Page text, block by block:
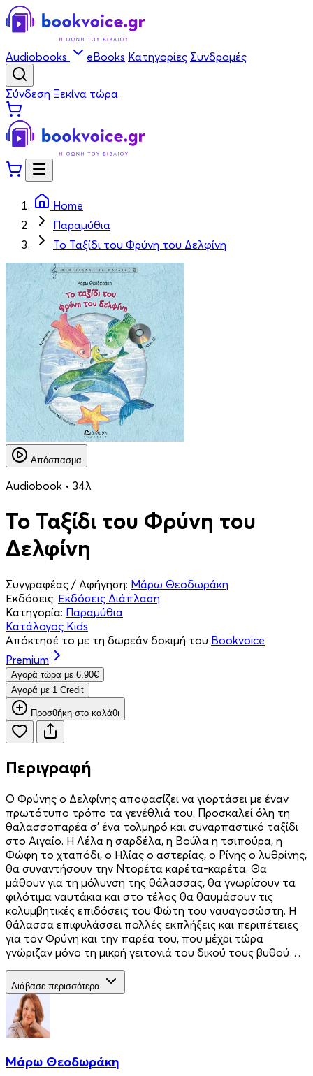
Audiobooks eBooks Κατηγορίες Συνδρομές
Σύνδεση Ξεκίνα τώρα
Home
Παραμύθια
Το Ταξίδι του Φρύνη του Δελφίνη
Απόσπασμα
Audiobook • 34λ
Το Ταξίδι του Φρύνη του
Δελφίνη
Συγγραφέας / Αφήγηση: Μάρω Θεοδωράκη
Εκδόσεις: Εκδόσεις Διάπλαση
Κατηγορία: Παραμύθια
Κατάλογος Kids
Απόκτησέ το με τη δωρεάν δοκιμή του Bookvoice
Premium
Aγορά τώρα με 6.90€
Aγορά με 1 Credit
Προσθήκη στο καλάθι
Περιγραφή
Ο Φρύνης ο Δελφίνης αποφασίζει να γιορτάσει με έναν
πρωτότυπο τρόπο τα γενέθλιά του. Προσκαλεί όλη τη
θαλασσοπαρέα σ' ένα τολμηρό και συναρπαστικό ταξίδι
στο Αιγαίο. Η Λέλα η σαρδέλα, η Βούλα η τσιπούρα, η
Φώφη το χταπόδι, ο Ηλίας ο αστερίας, ο Ρίνης ο λυθρίνης,
θα συναντήσουν την Ντορέτα καρέτα-καρέτα. Θα
μάθουν για τη μόλυνση της θάλασσας, θα γνωρίσουν τα
φιλότιμα ναυτάκια και στο τέλος θα θαυμάσουν τις
κολυμβητικές επιδόσεις του Φώτη του ναυαγοσώστη. Η
θάλασσα επιφυλάσσει πολλές εκπλήξεις και περιπέτειες
για τον Φρύνη και την παρέα του, που μέχρι τώρα
γνώριζαν μόνο τη μικρή γειτονιά του δικού τους βυθού…
Διάβασε περισσότερα
Μάρω Θεοδωράκη